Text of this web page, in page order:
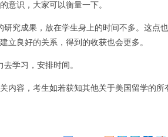
意识，大家可以衡量一下。
究成果，放在学生身上的时间不多。这点
立良好的关系，得到的收获也会更多。
学习，安排时间。
容，考生如若获知其他关于美国留学的所